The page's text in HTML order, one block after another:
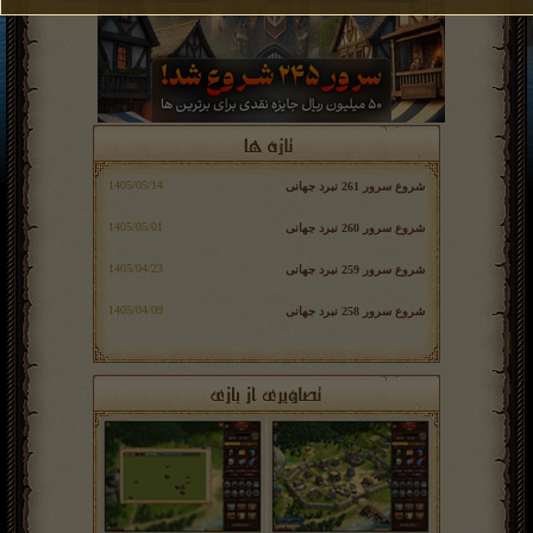
شروع سرور 261 نبرد جهانی
شروع سرور 260 نبرد جهانی
شروع سرور 259 نبرد جهانی
شروع سرور 258 نبرد جهانی